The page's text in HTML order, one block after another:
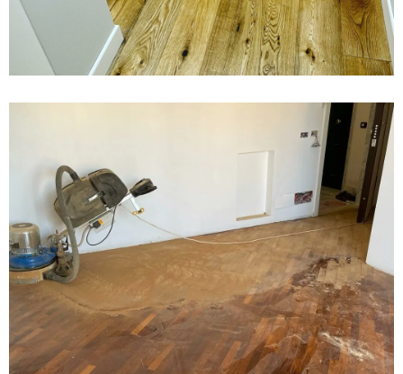
11 February 2022
Come dare nuova vita al vostro
parquet – Legno Iroko – uno dei
parquet più belli